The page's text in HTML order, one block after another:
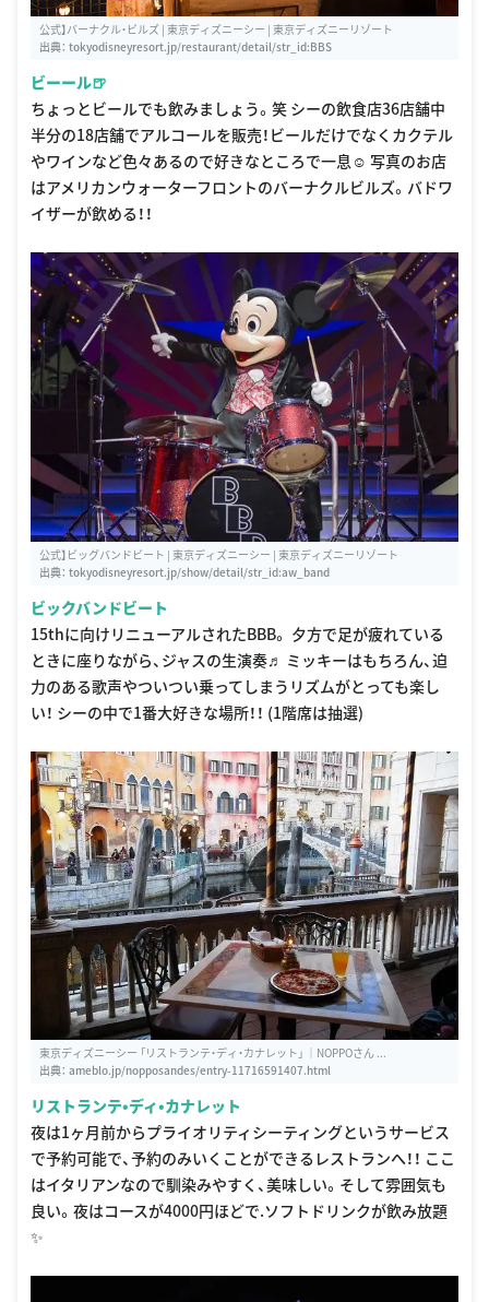
公式】バーナクル・ビルズ | 東京ディズニーシー | 東京ディズニーリゾート
出典： tokyodisneyresort.jp/restaurant/detail/str_id:BBS
ビーール🍺
ちょっとビールでも飲みましょう。笑 シーの飲食店36店舗中
半分の18店舗でアルコールを販売！ビールだけでなくカクテル
やワインなど色々あるので好きなところで一息☺️ 写真のお店
はアメリカンウォーターフロントのバーナクルビルズ。バドワ
イザーが飲める！！
公式】ビッグバンドビート | 東京ディズニーシー | 東京ディズニーリゾート
出典： tokyodisneyresort.jp/show/detail/str_id:aw_band
ビックバンドビート
15thに向けリニューアルされたBBB。 夕方で足が疲れている
ときに座りながら、ジャスの生演奏♬ ミッキーはもちろん、迫
力のある歌声やついつい乗ってしまうリズムがとっても楽し
い！ シーの中で1番大好きな場所！！ (1階席は抽選)
東京ディズニーシー 「リストランテ・ディ・カナレット」 ｜NOPPOさん ...
出典： ameblo.jp/nopposandes/entry-11716591407.html
リストランテ•ディ•カナレット
夜は1ヶ月前からプライオリティシーティングというサービス
で予約可能で、予約のみいくことができるレストランへ！！ ここ
はイタリアンなので馴染みやすく、美味しい。そして雰囲気も
良い。夜はコースが4000円ほどで.ソフトドリンクが飲み放題
✨